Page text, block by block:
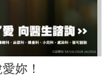
妳！